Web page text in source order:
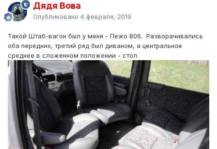
Дядя Вова
Опубликовано 4 февраля, 2019
Такой Штаб-вагон был у меня - Пежо 806. Разворачивались
оба передних, третий ряд был диваном, а центральное
среднее в сложенном положении - стол.